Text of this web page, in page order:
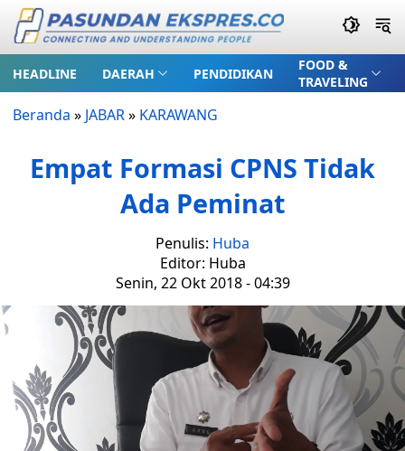
HEADLINE DAERAH PENDIDIKAN
FOOD &
TRAVELING
Beranda » JABAR» KARAWANG
Empat Formasi CPNS Tidak
Ada Peminat
Penulis: Huba
Editor: Huba
Senin, 22 Okt 2018 - 04:39